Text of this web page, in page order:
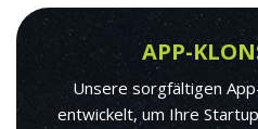
APP-
Unsere sorgfältigen
entwickelt, um Ihre